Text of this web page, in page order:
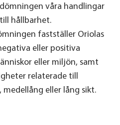
våra handlingar
hållbarhet.
fastställer Oriolas
eller positiva
eller miljön, samt
relaterade till
eller lång sikt.